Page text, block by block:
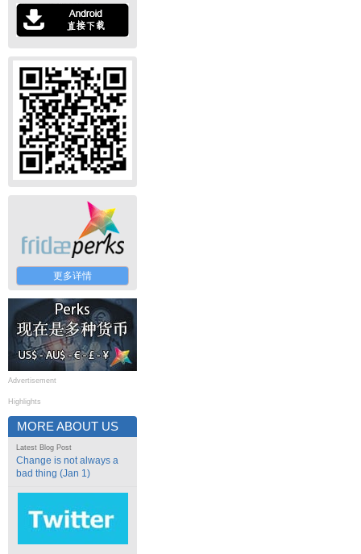
更多详情
Advertisement
Highlights
MORE ABOUT US
Latest Blog Post
Change is not always a
bad thing (Jan 1)